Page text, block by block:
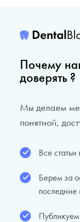
Почему
доверять ?
Мы делаем
понятной,
Все
Берем за
последние